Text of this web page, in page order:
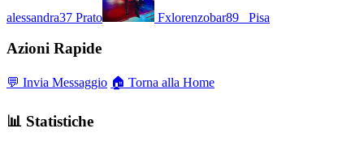
alessandra37 Prato Fxlorenzobar89_ Pisa
Azioni Rapide
💬 Invia Messaggio 🏠 Torna alla Home
📊 Statistiche